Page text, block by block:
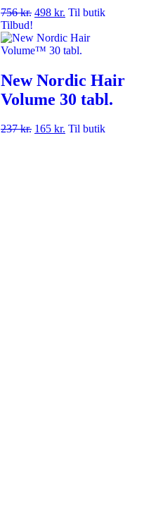
756kr. 498 kr. Til butik
Tilbud!
New Nordic Hair
Volume 30 tabl.
237kr. 165 kr. Til butik